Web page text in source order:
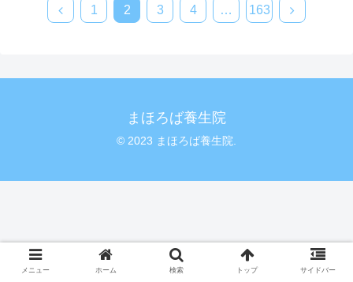
1 2 3 4 … 163
まほろば養生院
© 2023 まほろば養生院.
メニュー ホーム 検索 トップ サイドバー